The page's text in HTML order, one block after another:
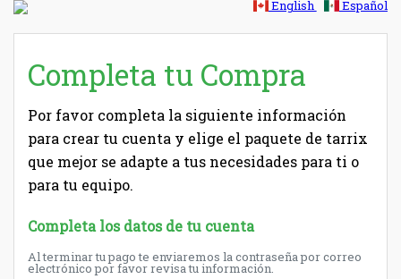
English Español
Completa tu Compra
Por favor completa la siguiente información
para crear tu cuenta y elige el paquete de tarrix
que mejor se adapte a tus necesidades para ti o
para tu equipo.
Completa los datos de tu cuenta
Al terminar tu pago te enviaremos la contraseña por correo
electrónico por favor revisa tu información.